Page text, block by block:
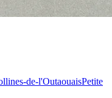
de-l'OutaouaisPetite